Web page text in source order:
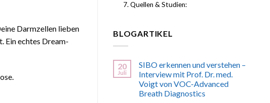
Darmzellen lieben
Ein echtes Dream-
Quellen & Studien:
BLOGARTIKEL
20
Juli
SIBO erkennen und verstehen –
Interview mit Prof. Dr. med.
Voigt von VOC-Advanced
Breath Diagnostics